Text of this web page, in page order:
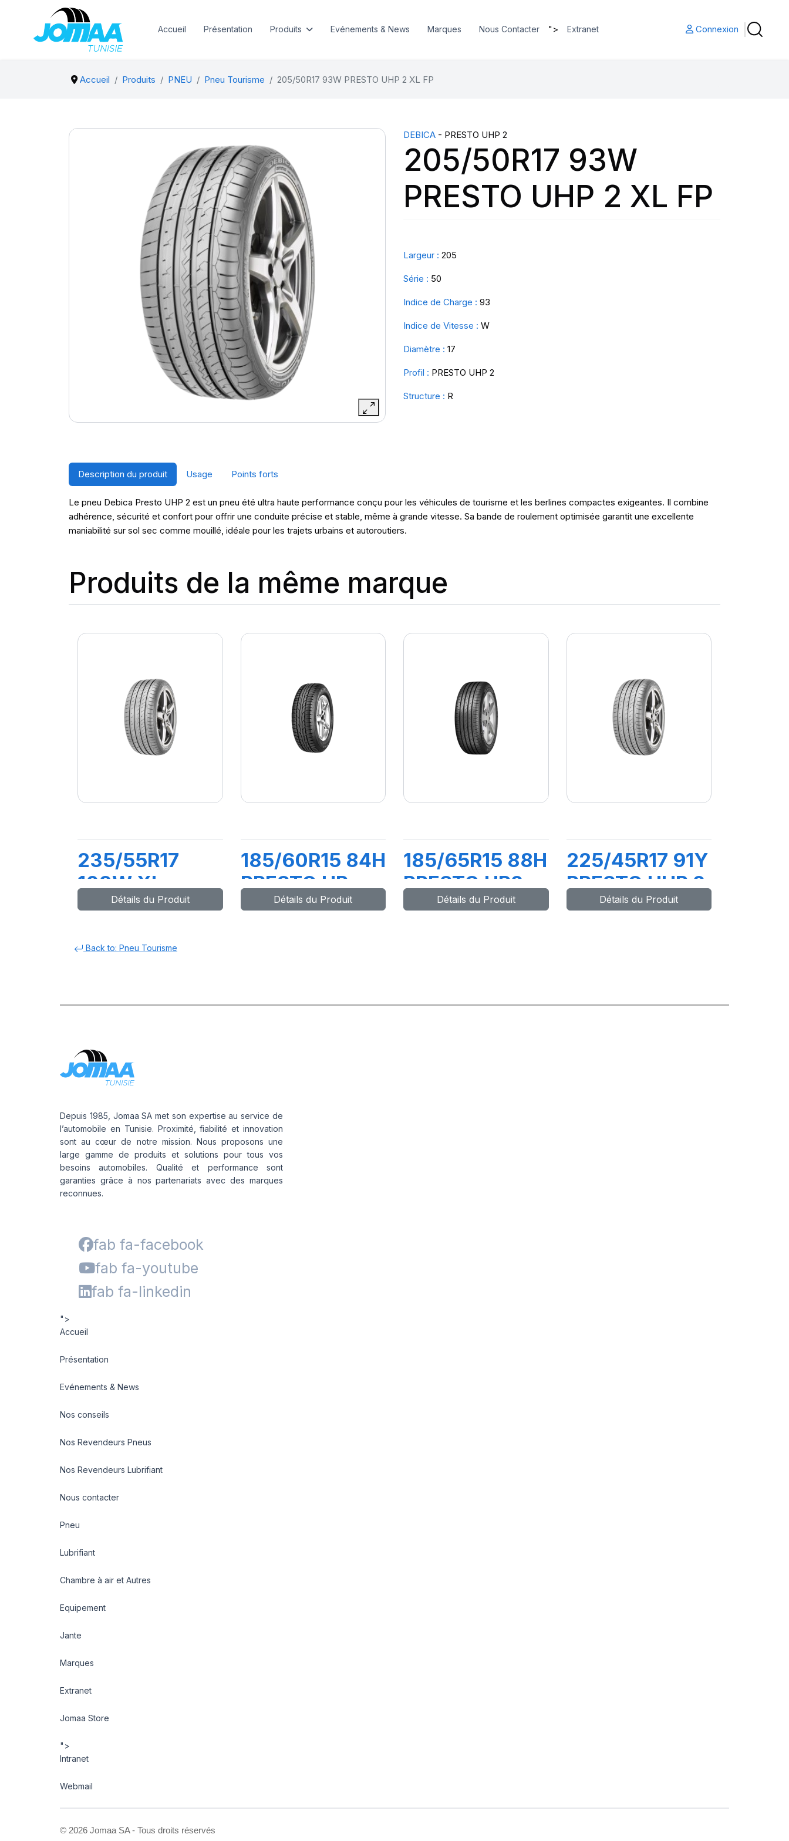
Accueil Présentation Produits Evénements & News Marques Nous Contacter "> Extranet Connexion
Accueil Produits PNEU Pneu Tourisme 205/50R17 93W PRESTO UHP 2 XL FP
DEBICA - PRESTO UHP 2
205/50R17 93W
PRESTO UHP 2 XL FP
Largeur : 205
Série : 50
Indice de Charge : 93
Indice de Vitesse : W
Diamètre : 17
Profil : PRESTO UHP 2
Structure : R
Description du produit Usage Points forts
Le pneu Debica Presto UHP 2 est un pneu été ultra haute performance conçu pour les véhicules de tourisme et les berlines compactes exigeantes. Il combine
adhérence, sécurité et confort pour offrir une conduite précise et stable, même à grande vitesse. Sa bande de roulement optimisée garantit une excellente
maniabilité sur sol sec comme mouillé, idéale pour les trajets urbains et autoroutiers.
Produits de la même marque
235/55R17
103W XL
PRESTO UHP2
Détails du Produit
185/60R15 84H
PRESTO HP
Détails du Produit
185/65R15 88H
PRESTO HP2
Détails du Produit
225/45R17 91Y
PRESTO UHP 2
FP
Détails du Produit
Back to: Pneu Tourisme
Depuis 1985, Jomaa SA met son expertise au service de
l’automobile en Tunisie. Proximité, fiabilité et innovation
sont au cœur de notre mission. Nous proposons une
large gamme de produits et solutions pour tous vos
besoins automobiles. Qualité et performance sont
garanties grâce à nos partenariats avec des marques
reconnues.
fab fa-facebook
fab fa-youtube
fab fa-linkedin
">
Accueil
Présentation
Evénements & News
Nos conseils
Nos Revendeurs Pneus
Nos Revendeurs Lubrifiant
Nous contacter
Pneu
Lubrifiant
Chambre à air et Autres
Equipement
Jante
Marques
Extranet
Jomaa Store
">
Intranet
Webmail
© 2026 Jomaa SA - Tous droits réservés